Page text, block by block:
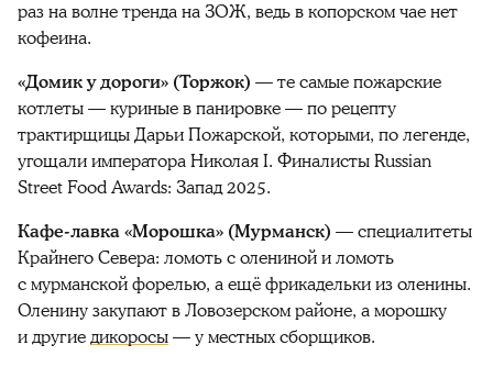
раз на волне тренда на ЗОЖ, ведь в копорском чае нет
кофеина.
«Домик у дороги» (Торжок) — те самые пожарские
котлеты — куриные в панировке — по рецепту
трактирщицы Дарьи Пожарской, которыми, по легенде,
угощали императора Николая I. Финалисты Russian
Street Food Awards: Запад 2025.
Кафе-лавка «Морошка» (Мурманск) — специалитеты
Крайнего Севера: ломоть с олениной и ломоть
с мурманской форелью, а ещё фрикадельки из оленины.
Оленину закупают в Ловозерском районе, а морошку
и другиедикоросы— у местных сборщиков.